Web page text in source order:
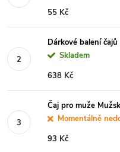
55 Kč
Dárkové balení
Skladem
638 Kč
Čaj pro muže
Momentálně
93 Kč